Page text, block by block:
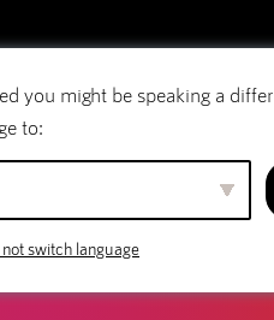
Domännamn
you might be speaking a
to:
switch language